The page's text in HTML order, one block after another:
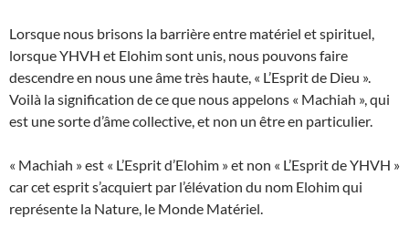
Lorsque nous brisons la barrière entre matériel et spirituel,
lorsque YHVH et Elohim sont unis, nous pouvons faire
descendre en nous une âme très haute, « L’Esprit de Dieu ».
Voilà la signification de ce que nous appelons « Machiah », qui
est une sorte d’âme collective, et non un être en particulier.
« Machiah » est « L’Esprit d’Elohim » et non « L’Esprit de YHVH »
car cet esprit s’acquiert par l’élévation du nom Elohim qui
représente la Nature, le Monde Matériel.